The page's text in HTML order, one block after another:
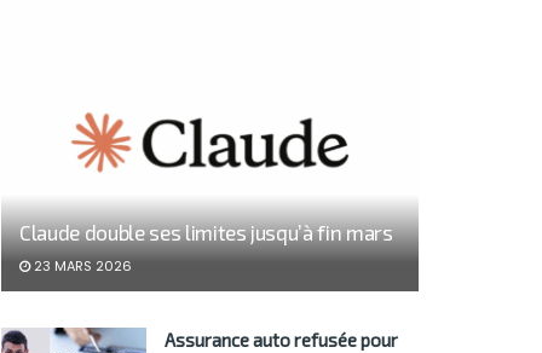
Claude double ses limites jusqu’à fin mars
23 MARS 2026
Assurance auto refusée pour